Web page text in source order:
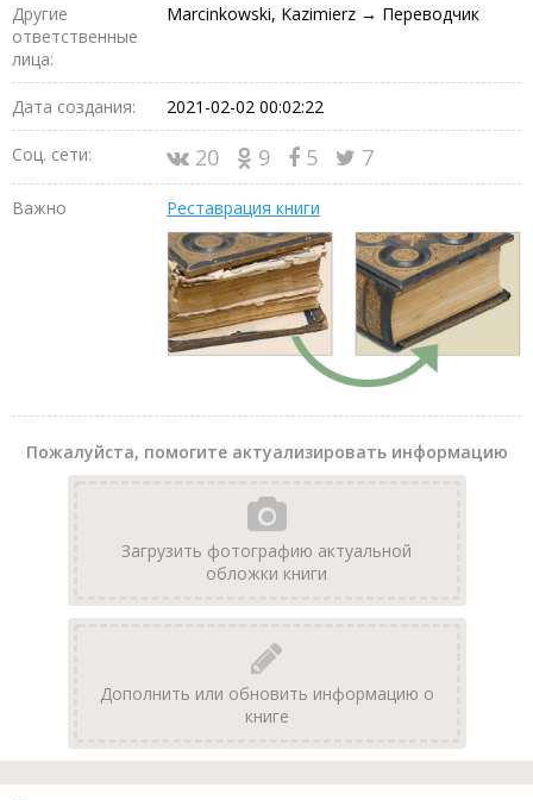
Другие
ответственные
лица:
Marcinkowski, Kazimierz → Переводчик
Дата создания: 2021-02-02 00:02:22
Соц. сети: 20 9 5 7
Важно Реставрация книги
Пожалуйста, помогите актуализировать информацию
Загрузить фотографию актуальной
обложки книги
Дополнить или обновить информацию о
книге